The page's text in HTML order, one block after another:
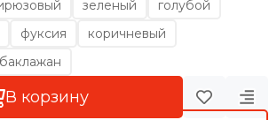
зеленый
голубой
фуксия
коричневый
баклажан
В корзину